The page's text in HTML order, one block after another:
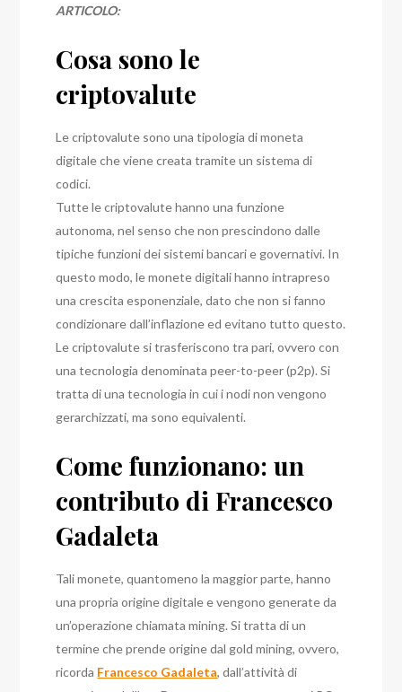
ARTICOLO:
Cosa sono le
criptovalute
Le criptovalute sono una tipologia di moneta
digitale che viene creata tramite un sistema di
codici.
Tutte le criptovalute hanno una funzione
autonoma, nel senso che non prescindono dalle
tipiche funzioni dei sistemi bancari e governativi. In
questo modo, le monete digitali hanno intrapreso
una crescita esponenziale, dato che non si fanno
condizionare dall’inflazione ed evitano tutto questo.
Le criptovalute si trasferiscono tra pari, ovvero con
una tecnologia denominata peer-to-peer (p2p).Si
tratta di una tecnologia in cui i nodi non vengono
gerarchizzati, ma sono equivalenti.
Come funzionano: un
contributo di Francesco
Gadaleta
Tali monete, quantomeno la maggior parte, hanno
una propria origine digitale e vengono generate da
un’operazione chiamata mining. Si tratta di un
termine che prende origine dal gold mining, ovvero,
ricorda Francesco Gadaleta, dall’attività di